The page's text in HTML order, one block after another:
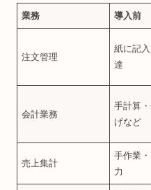
業務 導入前
注文管理
紙に記
達
会計業務
手計算
げなど
売上集計
手作業
力